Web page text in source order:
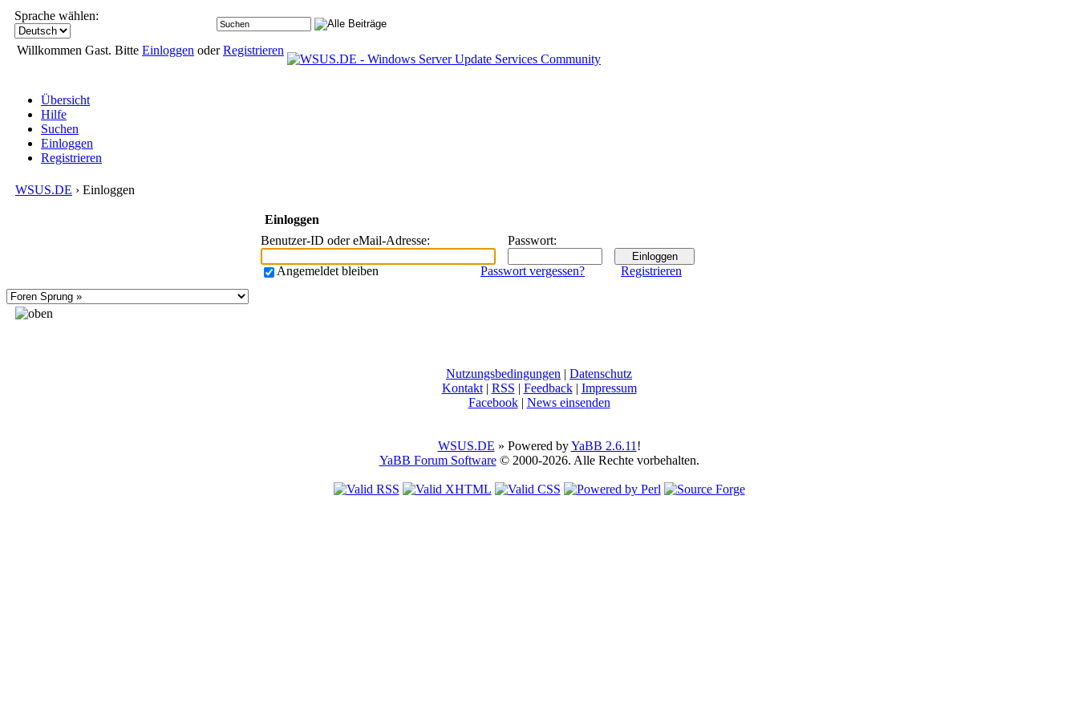
Sprache wählen:
Willkommen Gast. Bitte Einloggen oderRegistrieren
Übersicht
Hilfe
Suchen
Einloggen
Registrieren
WSUS.DE › Einloggen
Einloggen
Benutzer-ID oder eMail-Adresse: Passwort:
Angemeldet bleiben Registrieren
Passwort vergessen?
Nutzungsbedingungen | Datenschutz
Kontakt| RSS | Feedback| Impressum
Facebook| News einsenden
WSUS.DE » Powered byYaBB 2.6.11 !
YaBB Forum Software© 2000-2026. Alle Rechte vorbehalten.